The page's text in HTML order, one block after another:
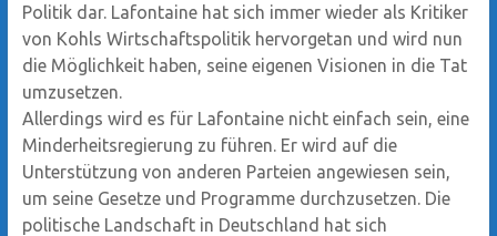
Politik dar. Lafontaine hat sich immer wieder als Kritiker
von Kohls Wirtschaftspolitik hervorgetan und wird nun
die Möglichkeit haben, seine eigenen Visionen in die Tat
umzusetzen.
Allerdings wird es für Lafontaine nicht einfach sein, eine
Minderheitsregierung zu führen. Er wird auf die
Unterstützung von anderen Parteien angewiesen sein,
um seine Gesetze und Programme durchzusetzen. Die
politische Landschaft in Deutschland hat sich